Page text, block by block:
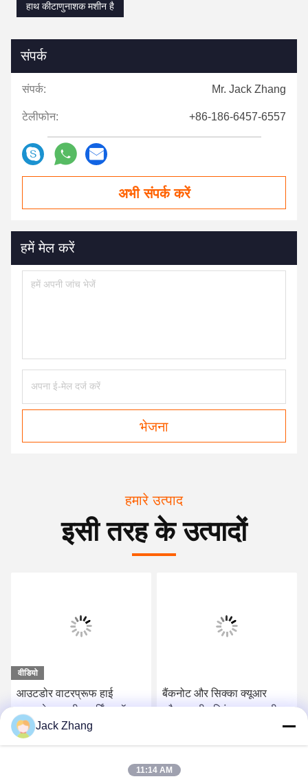
हाथ कीटाणुनाशक मशीन है
संपर्क
संपर्क: Mr. Jack Zhang
टेलीफोन: +86-186-6457-6557
अभी संपर्क करें
हमें मेल करें
भेजना
हमारे उत्पाद
इसी तरह के उत्पादों
वीडियो
आउटडोर वाटरप्रूफ हाई
ब्राइटनेस स्क्रीन पार्किंग लॉट
स्व-भुगतान कियोस्क
सर्वोत्तम मूल्य प्राप्त करें
बैंकनोट और सिक्का क्यूआर
स्कैनर रसीद प्रिंटर टच स्क्रीन
सर्वोत्तम मूल्य प्राप्त करें
Jack Zhang
11:14 AM